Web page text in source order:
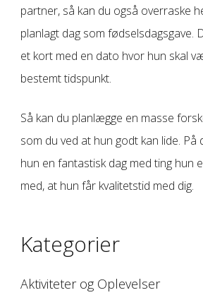
partner, så kan du også overraske
planlagt dag som fødselsdagsgave.
et kort med en dato hvor hun skal
bestemt tidspunkt.
Så kan du planlægge en masse
som du ved at hun godt kan lide. På
hun en fantastisk dag med ting hun
med, at hun får kvalitetstid med dig.
Kategorier
Aktiviteter og Oplevelser